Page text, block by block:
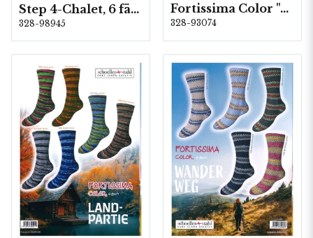
Step 4-Chalet, 6 färger á 1,0 kg.
328-98945
Fortissima Color "Allgäu" 6-fach, 5 färger á 1,5 kg.
328-93074